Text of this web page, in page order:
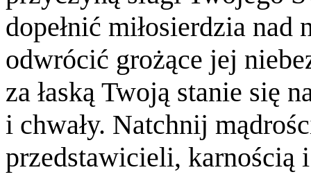
dopełnić miłosierdzia nad
odwrócić grożące jej
za łaską Twoją stanie się
i chwały. Natchnij
przedstawicieli, karnością